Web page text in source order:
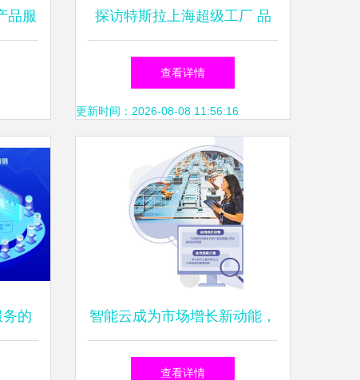
品服
产
探访特斯拉上海超级工厂 品
控背后的数据驱动之道
查看详情
更新时间：2026-08-08 11:56:16
的 智能云成为市场增长新动能，
推动软件开发展开新篇章
查看详情